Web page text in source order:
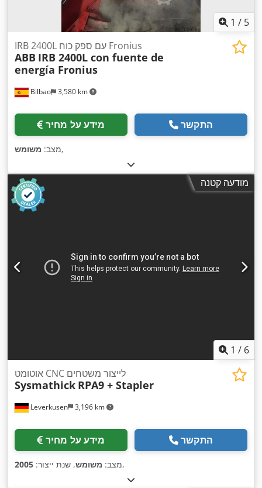
1 / 5
Bilbao 3,580 km
IRB 2400L עם ספק כוח Fronius
ABB IRB 2400L con fuente de
energía Fronius
מידע על מחיר התקשר
מצב: משומש ,
מודעה קטנה
1 / 6
Leverkusen 3,196 km
אוטומט CNC לייצור משטחים
Sysmathick RPA9 + Stapler
מידע על מחיר התקשר
מצב: משומש, שנת ייצור: 2005 ,